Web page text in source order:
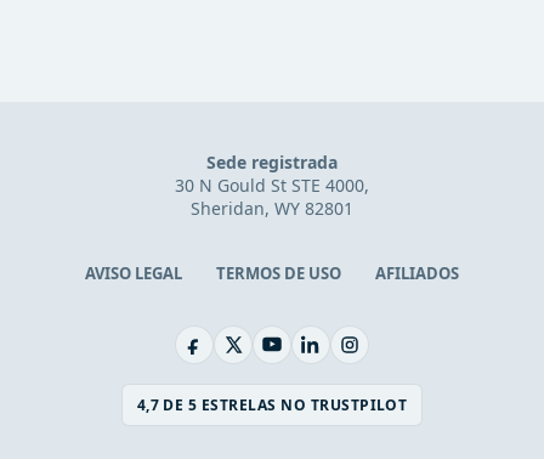
Sede registrada
30 N Gould St STE 4000,
Sheridan, WY 82801
AVISO LEGAL TERMOS DE USO AFILIADOS
4,7 DE 5 ESTRELAS NO TRUSTPILOT